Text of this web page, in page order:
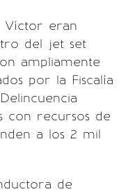
Víctor eran
del jet set
ampliamente
por la Fiscalía
con recursos de
a los 2 mil
de